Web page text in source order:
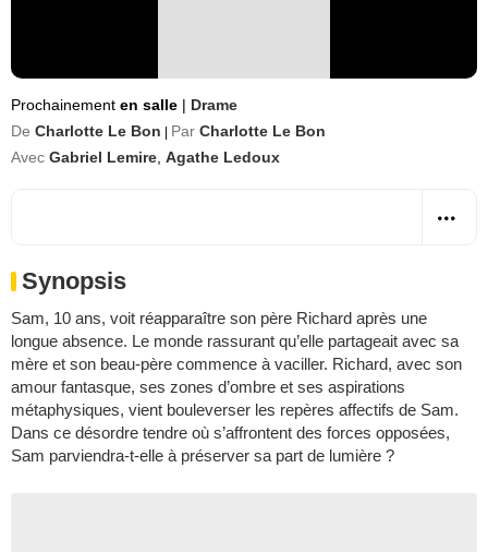
Prochainement en salle | Drame
De Charlotte Le Bon Par Charlotte Le Bon
Avec Gabriel Lemire Agathe Ledoux
Synopsis
Sam, 10 ans, voit réapparaître son père Richard après une
longue absence. Le monde rassurant qu’elle partageait avec sa
mère et son beau-père commence à vaciller. Richard, avec son
amour fantasque, ses zones d’ombre et ses aspirations
métaphysiques, vient bouleverser les repères affectifs de Sam.
Dans ce désordre tendre où s’affrontent des forces opposées,
Sam parviendra-t-elle à préserver sa part de lumière ?